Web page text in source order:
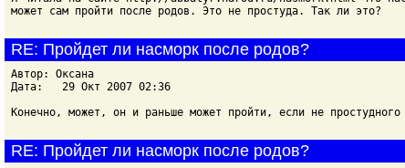
может сам пройти после родов. Это не простуда. Так ли это?
RE: Пройдет ли насморк после родов?
Автор: Оксана
Дата: 29 Окт 2007 02:36
Конечно, может, он и раньше может пройти, если не
RE: Пройдет ли насморк после родов?